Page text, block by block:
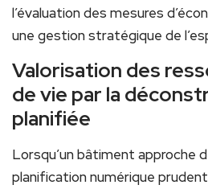
l’évaluation des mesures
une gestion stratégique de
Valorisation des
de vie par la
planifiée
Lorsqu’un bâtiment approche
planification numérique